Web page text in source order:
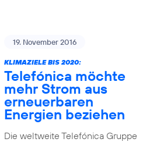
19. November 2016
KLIMAZIELE BIS 2020:
Telefónica möchte
mehr Strom aus
erneuerbaren
Energien beziehen
Die weltweite Telefónica Gruppe